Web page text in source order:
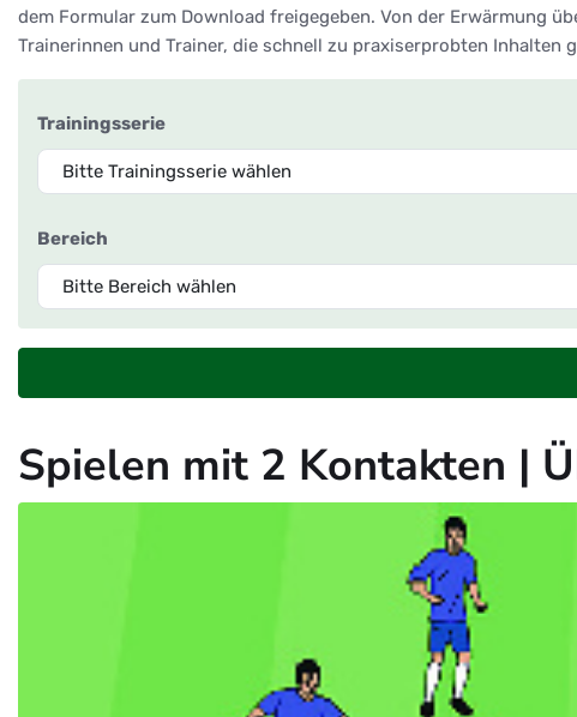
dem Formular zum Download freigegeben. Von der Erwärmung
Trainerinnen und Trainer, die schnell zu praxiserprobten
Trainingsserie
Bereich
Spielen mit 2 Kontakten |